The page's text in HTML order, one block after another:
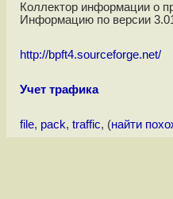
Коллектор информации о
Информацию по версии
http://bpft4.sourceforge.net/
Учет трафика
file, pack, traffic, (найти